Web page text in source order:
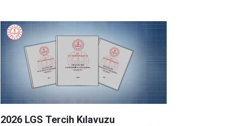
2026 LGS Tercih Kılavuzu